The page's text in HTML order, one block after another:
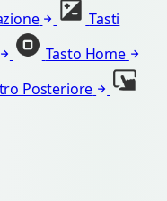
Tasti
Tasto Home
Posteriore